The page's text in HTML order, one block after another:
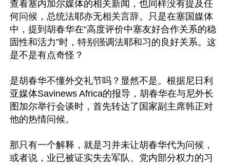
查看塞内加尔媒体的相关新闻，也同样没有提及任
何问候，总统法耶亦无相关言辞。只是在塞国媒体
中，提到胡春华在“高度评价中塞友好合作关系的稳
固性和活力”时，特别强调法耶和习的良好关系。这
是不是有点奇怪？
是胡春华不懂外交礼节吗？显然不是。根据尼日利
亚媒体Savinews Africa的报导，胡春华在与尼外长
图加尔举行会谈时，首先转达了国家副主席韩正对
他的热情问候。
那只有一个解释，就是习并未让胡春华代为问候，
或者说，业已被证实失去军队、党内部分权力的习